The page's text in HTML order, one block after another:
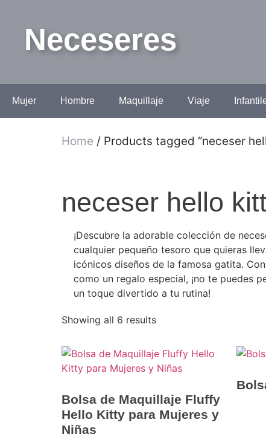
Neceseres
Mujer Hombre Maquillaje Viaje
Home / Products tagged “neceser
neceser hello
¡Descubre la adorable colección de
cualquier pequeño tesoro que quieras
icónicos diseños de la famosa gatita.
como un regalo especial, ¡no te puedes
un toque divertido a tu rutina!
Showing all 6 results
Bolsa de Maquillaje Fluffy
Hello Kitty para Mujeres y
Niñas